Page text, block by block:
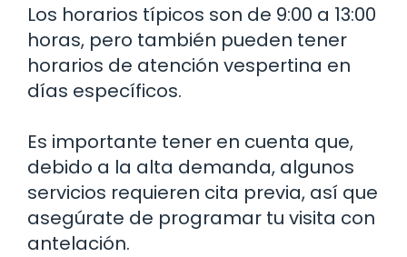
Los horarios típicos son de 9:00 a 13:00
horas, pero también pueden tener
horarios de atención vespertina en
días específicos.
Es importante tener en cuenta que,
debido a la alta demanda, algunos
servicios requieren cita previa, así que
asegúrate de programar tu visita con
antelación.